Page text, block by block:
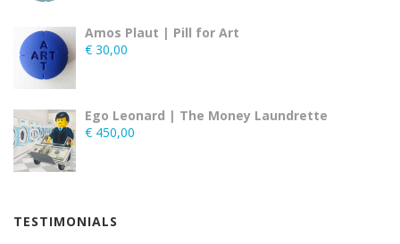
Amos Plaut | Pill for Art
€ 30,00
Ego Leonard | The Money Laundrette
€ 450,00
TESTIMONIALS